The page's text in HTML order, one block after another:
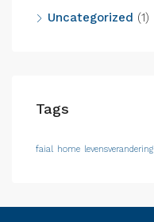
Uncategorized (1)
Tags
faial home levensverandering